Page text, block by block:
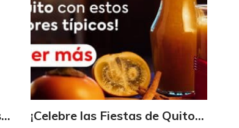
Triplique sus ahorros con los Maximultiplicadores de Supermaxi ¡Celebre las Fiestas de Quito con estos sabores típicos!